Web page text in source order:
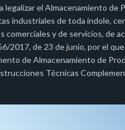
legalizar el Almacenamiento de
industriales de toda índole,
comerciales y de servicios, de
2017, de 23 de junio, por el
de Almacenamiento de
Técnicas